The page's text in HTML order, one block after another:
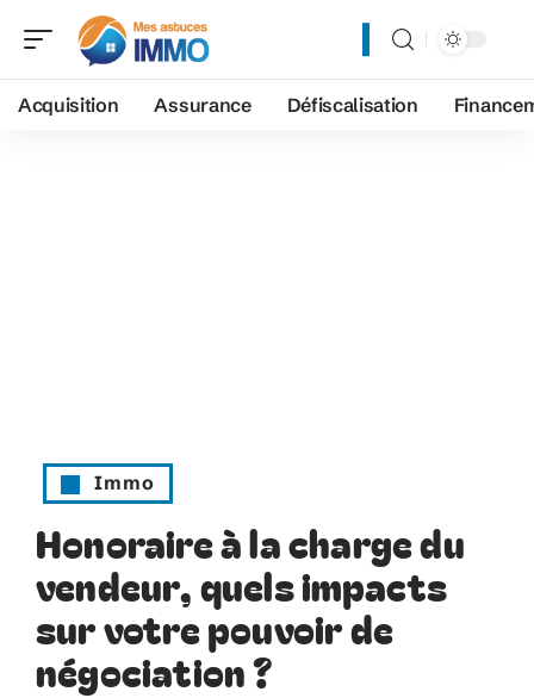
Acquisition Assurance Défiscalisation
Immo
Honoraire à la charge du
vendeur, quels impacts
sur votre pouvoir de
négociation ?